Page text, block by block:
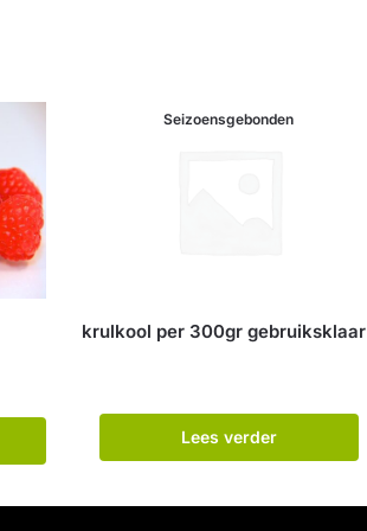
Seizoensgebonden
krulkool per 300gr gebruiksklaar
Lees verder